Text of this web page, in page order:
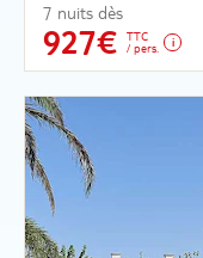
7 nuits dès
927€
TTC
/ pers.